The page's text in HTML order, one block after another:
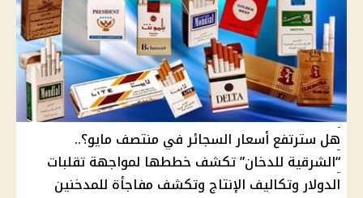
هل سترتفع أسعار السجائر في منتصف مايو؟..
“الشرقية للدخان” تكشف خططها لمواجهة تقلبات
الدولار وتكاليف الإنتاج وتكشف مفاجأة للمدخنين